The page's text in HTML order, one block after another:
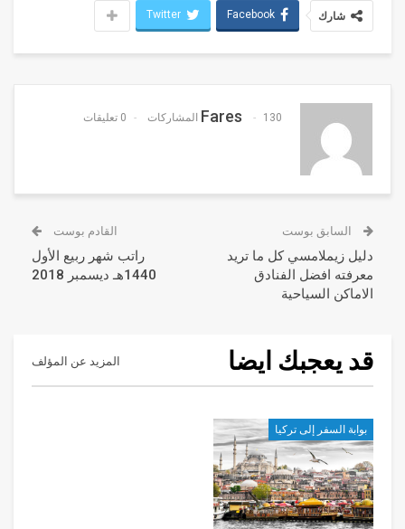
شارك Facebook
Twitter
Fares 130 المشاركات 0 تعليقات
السابق بوست
دليل زيملامسي كل ما تريد
معرفته افضل الفنادق
الاماكن السياحية
القادم بوست
راتب شهر ربيع الأول
1440هـ ديسمبر 2018
قد يعجبك ايضا المزيد عن المؤلف
بوابة السفر إلى تركيا